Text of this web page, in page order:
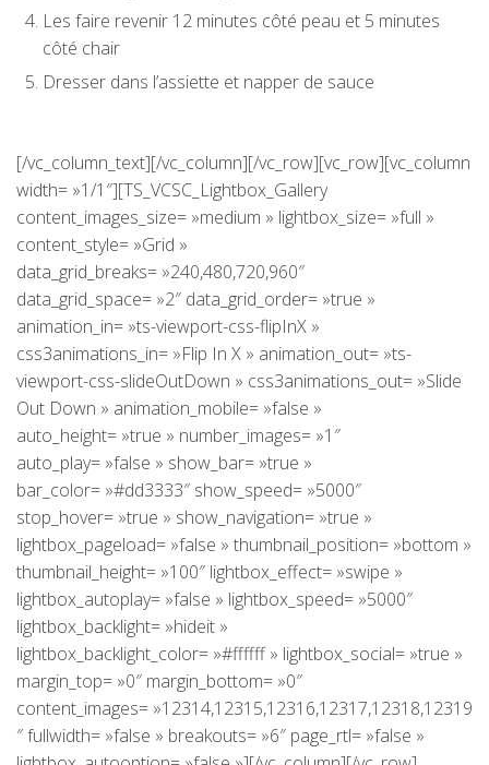
Les faire revenir 12 minutes côté peau et 5 minutes
côté chair
Dresser dans l’assiette et napper de sauce
[/vc_column_text][/vc_column][/vc_row][vc_row][vc_column
width= »1/1″][TS_VCSC_Lightbox_Gallery
content_images_size= »medium » lightbox_size= »full »
content_style= »Grid »
data_grid_breaks= »240,480,720,960″
data_grid_space= »2″ data_grid_order= »true »
animation_in= »ts-viewport-css-flipInX »
css3animations_in= »Flip In X » animation_out= »ts-
viewport-css-slideOutDown » css3animations_out= »Slide
Out Down » animation_mobile= »false »
auto_height= »true » number_images= »1″
auto_play= »false » show_bar= »true »
bar_color= »#dd3333″ show_speed= »5000″
stop_hover= »true » show_navigation= »true »
lightbox_pageload= »false » thumbnail_position= »bottom »
thumbnail_height= »100″ lightbox_effect= »swipe »
lightbox_autoplay= »false » lightbox_speed= »5000″
lightbox_backlight= »hideit »
lightbox_backlight_color= »#ffffff » lightbox_social= »true »
margin_top= »0″ margin_bottom= »0″
content_images= »12314,12315,12316,12317,12318,12319
″ fullwidth= »false » breakouts= »6″ page_rtl= »false »